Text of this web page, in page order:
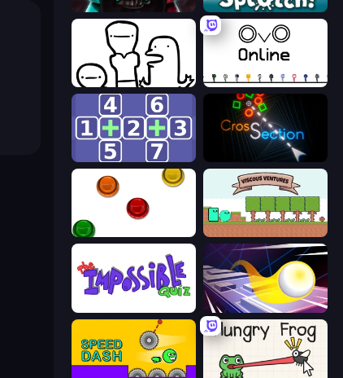
UVSU Demo Splotch!
I Don't Even Know OvO.io
Math Push Crossection
The Idiot Test Viscous Ventures
Leap and Avoid 2